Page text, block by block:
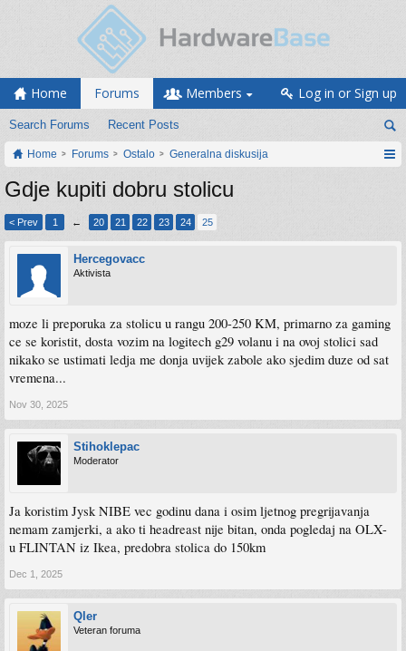
Home Forums
Search Forums Recent Posts
Members Log in or Sign up
Home Forums Ostalo Generalna diskusija
Gdje kupiti dobru stolicu
< Prev 1 ← 20 21 22 23 24 25
Hercegovacc
Aktivista
moze li preporuka za stolicu u rangu 200-250 KM, primarno za gaming
ce se koristit, dosta vozim na logitech g29 volanu i na ovoj stolici sad
nikako se ustimati ledja me donja uvijek zabole ako sjedim duze od sat
vremena...
Nov 30, 2025
Stihoklepac
Moderator
Ja koristim Jysk NIBE vec godinu dana i osim ljetnog pregrijavanja
nemam zamjerki, a ako ti headreast nije bitan, onda pogledaj na OLX-
u FLINTAN iz Ikea, predobra stolica do 150km
Dec 1, 2025
Qler
Veteran foruma